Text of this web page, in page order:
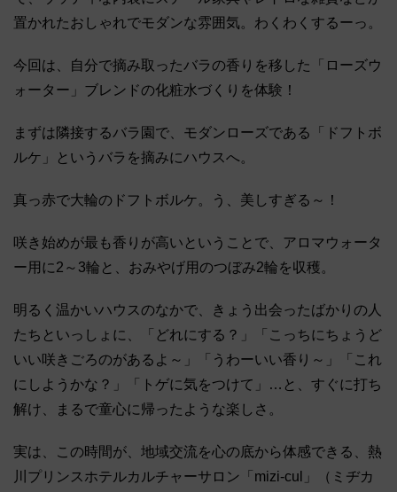
置かれたおしゃれでモダンな雰囲気。わくわくするーっ。
今回は、自分で摘み取ったバラの香りを移した「ローズウ
ォーター」ブレンドの化粧水づくりを体験！
まずは隣接するバラ園で、モダンローズである「ドフトボ
ルケ」というバラを摘みにハウスへ。
真っ赤で大輪のドフトボルケ。う、美しすぎる～！
咲き始めが最も香りが高いということで、アロマウォータ
ー用に2～3輪と、おみやげ用のつぼみ2輪を収穫。
明るく温かいハウスのなかで、きょう出会ったばかりの人
たちといっしょに、「どれにする？」「こっちにちょうど
いい咲きごろのがあるよ～」「うわーいい香り～」「これ
にしようかな？」「トゲに気をつけて」…と、すぐに打ち
解け、まるで童心に帰ったような楽しさ。
実は、この時間が、地域交流を心の底から体感できる、熱
川プリンスホテルカルチャーサロン「mizi-cul」（ミヂカ